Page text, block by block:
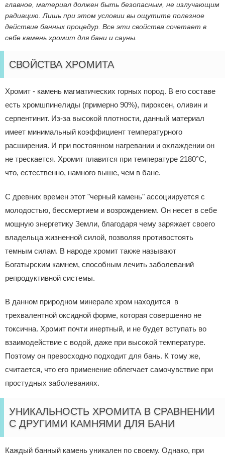
главное, материал должен быть безопасным, не излучающим
радиацию. Лишь при этом условии вы ощутите полезное
действие банных процедур. Все эти свойства сочетает в
себе камень хромит для бани и сауны.
СВОЙСТВА ХРОМИТА
Хромит - камень магматических горных пород. В его составе
есть хромшпинелиды (примерно 90%), пироксен, оливин и
серпентинит. Из-за высокой плотности, данный материал
имеет минимальный коэффициент температурного
расширения. И при постоянном нагревании и охлаждении он
не трескается. Хромит плавится при температуре 2180°C,
что, естественно, намного выше, чем в бане.
С древних времен этот "черный камень" ассоциируется с
молодостью, бессмертием и возрождением. Он несет в себе
мощную энергетику Земли, благодаря чему заряжает своего
владельца жизненной силой, позволяя противостоять
темным силам. В народе хромит также называют
Богатырским камнем, способным лечить заболеваний
репродуктивной системы.
В данном природном минерале хром находится в
трехвалентной оксидной форме, которая совершенно не
токсична. Хромит почти инертный, и не будет вступать во
взаимодействие с водой, даже при высокой температуре.
Поэтому он превосходно подходит для бань. К тому же,
считается, что его применение облегчает самочувствие при
простудных заболеваниях.
УНИКАЛЬНОСТЬ ХРОМИТА В СРАВНЕНИИ
С ДРУГИМИ КАМНЯМИ ДЛЯ БАНИ
Каждый банный камень уникален по своему. Однако, при